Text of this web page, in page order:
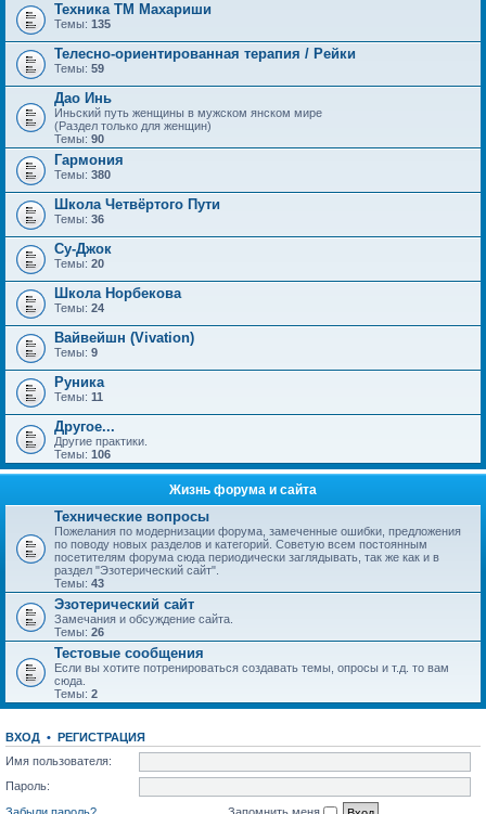
Техника ТМ Махариши
Темы: 135
Телесно-ориентированная терапия / Рейки
Темы: 59
Дао Инь
Иньский путь женщины в мужском янском мире
(Раздел только для женщин)
Темы: 90
Гармония
Темы: 380
Школа Четвёртого Пути
Темы: 36
Су-Джок
Темы: 20
Школа Норбекова
Темы: 24
Вайвейшн (Vivation)
Темы: 9
Руника
Темы: 11
Другое...
Другие практики.
Темы: 106
Жизнь форума и сайта
Технические вопросы
Пожелания по модернизации форума, замеченные ошибки, предложения
по поводу новых разделов и категорий. Советую всем постоянным
посетителям форума сюда периодически заглядывать, так же как и в
раздел "Эзотерический сайт".
Темы: 43
Эзотерический сайт
Замечания и обсуждение сайта.
Темы: 26
Тестовые сообщения
Если вы хотите потренироваться создавать темы, опросы и т.д. то вам
сюда.
Темы: 2
ВХОД • РЕГИСТРАЦИЯ
Имя пользователя:
Пароль: